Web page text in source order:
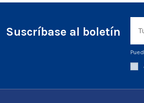
Suscríbase al boletín